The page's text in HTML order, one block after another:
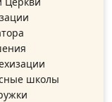
школы